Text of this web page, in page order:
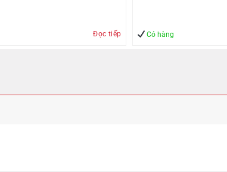
Đọc tiếp Có hàng